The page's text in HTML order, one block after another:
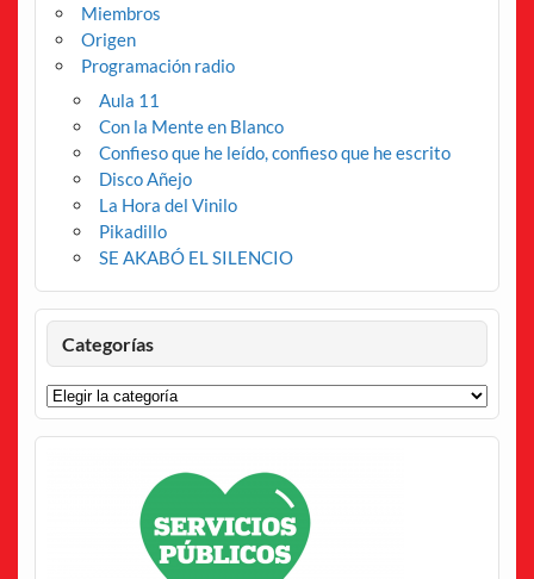
Miembros
Origen
Programación radio
Aula 11
Con la Mente en Blanco
Confieso que he leído, confieso que he escrito
Disco Añejo
La Hora del Vinilo
Pikadillo
SE AKABÓ EL SILENCIO
Categorías
Categorías